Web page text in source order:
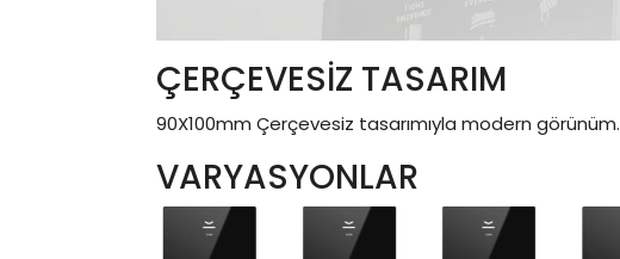
ÇERÇEVESİZ TASARIM
90X100mm Çerçevesiz tasarımıyla modern görünüm.
VARYASYONLAR